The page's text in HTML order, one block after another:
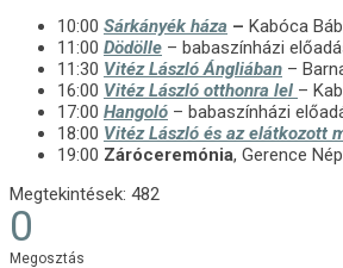
10:00 Sárkányék háza – Kabóca
11:00 Dödölle – babaszínházi
11:30 Vitéz László Ángliában –
16:00 Vitéz László otthonra lel –
17:00 Hangoló – babaszínházi
18:00 Vitéz László és az elátkozott
19:00 Záróceremónia, Gerence
Megtekintések: 482
0
Megosztás